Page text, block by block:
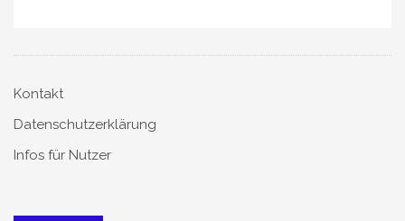
Kontakt
Datenschutzerklärung
Infos für Nutzer